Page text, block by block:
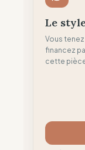
Le
Vous
financez
cette